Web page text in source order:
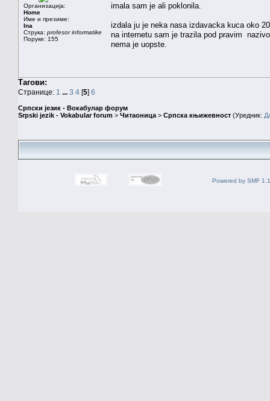
Организација:
Home
Име и презиме:
Ina
Струка: profesor informatike
Поруке: 155
imala sam je ali poklonila.
izdala ju je neka nasa izdavacka kuca oko
na internetu sam je trazila pod pravim
nema je uopste.
Тагови:
Странице: 1 ... 3 4 [5] 6
Српски језик - Вокабулар форум
Srpski jezik - Vokabular forum > Читаоница > Српска књижевност (Уредник:
Powered by SMF